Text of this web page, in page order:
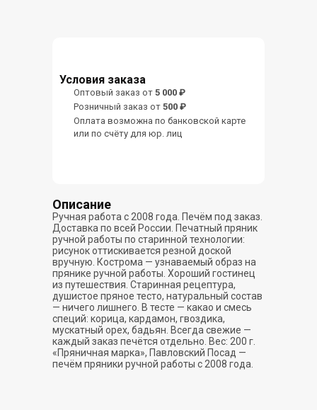
Описание
Ручная работа с 2008 года. Печём под заказ.
Доставка по всей России. Печатный пряник
ручной работы по старинной технологии:
рисунок оттискивается резной доской
вручную. Кострома — узнаваемый образ на
прянике ручной работы. Хороший гостинец
из путешествия. Старинная рецептура,
душистое пряное тесто, натуральный состав
— ничего лишнего. В тесте — какао и смесь
специй: корица, кардамон, гвоздика,
мускатный орех, бадьян. Всегда свежие —
каждый заказ печётся отдельно. Вес: 200 г.
«Пряничная марка», Павловский Посад —
печём пряники ручной работы с 2008 года.
Условия заказа
Оптовый заказ от 5 000 ₽
Розничный заказ от 500 ₽
Оплата возможна по банковской карте
или по счёту для юр. лиц